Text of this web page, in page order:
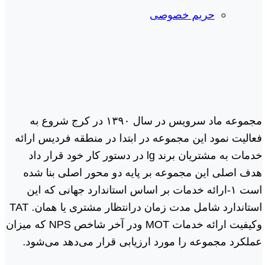
حریم خصوصی
مجموعه ماد سرویس در سال ١٣٩٠ در کرج شروع به
فعالیت نمود این مجموعه در ابتدا در منطقه فردیس ارائه
خدمات به مشتریان برند lg در دستور کار خود قرار داد
هدف اصلی این مجموعه بر پایه دو محور اصلی بنا شده
است ١-ارائه خدمات بر اساس استاندارد جهانی که این
استاندارد شامل مدت زمان درانتظار مشتری یا همان. TAT
وکیفیت ارائه خدمات MOT ودر آخر شاخص NPS که میزان
عملکرد مجموعه را مورد ارزیابی قرار می‌دهد می‌شود.